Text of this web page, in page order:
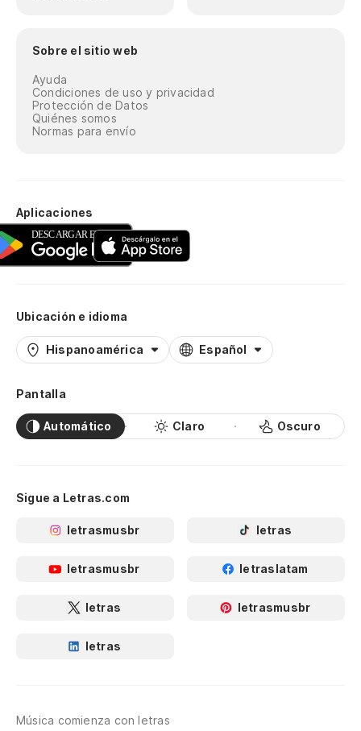
Sobre el sitio web
Ayuda
Condiciones de uso y privacidad
Protección de Datos
Quiénes somos
Normas para envío
Aplicaciones
Ubicación e idioma
Hispanoamérica Español
Pantalla
Automático Claro Oscuro
Sigue a Letras.com
letrasmusbr letras
letrasmusbr letraslatam
letras letrasmusbr
letras
Música comienza con letras